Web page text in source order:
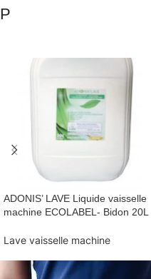
Produits similaires
ADONIS’ LAVE Liquide vaisselle
machine ECOLABEL- Bidon 20L
Lave vaisselle machine